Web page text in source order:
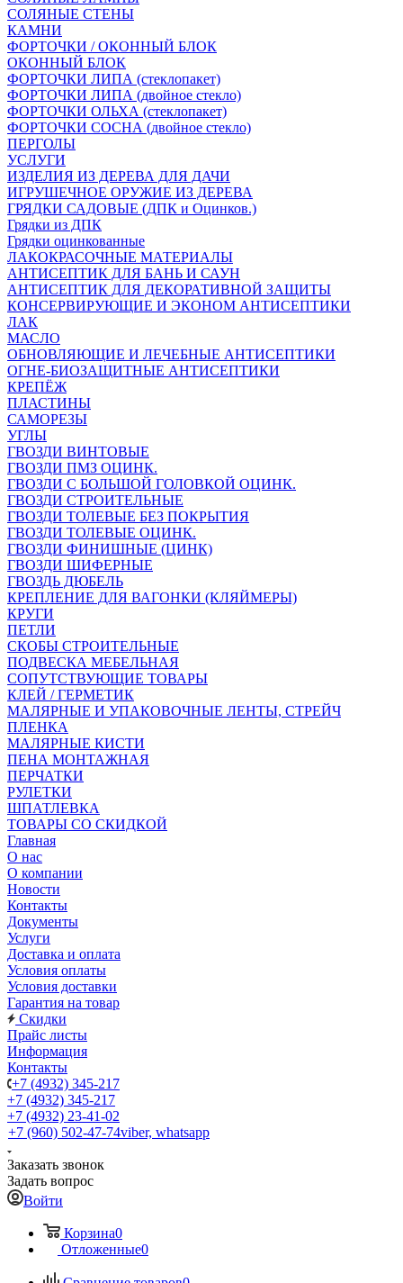
СОЛЯНЫЕ СТЕНЫ
КАМНИ
ФОРТОЧКИ / ОКОННЫЙ БЛОК
ОКОННЫЙ БЛОК
ФОРТОЧКИ ЛИПА (стеклопакет)
ФОРТОЧКИ ЛИПА (двойное стекло)
ФОРТОЧКИ ОЛЬХА (стеклопакет)
ФОРТОЧКИ СОСНА (двойное стекло)
ПЕРГОЛЫ
УСЛУГИ
ИЗДЕЛИЯ ИЗ ДЕРЕВА ДЛЯ ДАЧИ
ИГРУШЕЧНОЕ ОРУЖИЕ ИЗ ДЕРЕВА
ГРЯДКИ САДОВЫЕ (ДПК и Оцинков.)
Грядки из ДПК
Грядки оцинкованные
ЛАКОКРАСОЧНЫЕ МАТЕРИАЛЫ
АНТИСЕПТИК ДЛЯ БАНЬ И САУН
АНТИСЕПТИК ДЛЯ ДЕКОРАТИВНОЙ ЗАЩИТЫ
КОНСЕРВИРУЮЩИЕ И ЭКОНОМ АНТИСЕПТИКИ
ЛАК
МАСЛО
ОБНОВЛЯЮЩИЕ И ЛЕЧЕБНЫЕ АНТИСЕПТИКИ
ОГНЕ-БИОЗАЩИТНЫЕ АНТИСЕПТИКИ
КРЕПЁЖ
ПЛАСТИНЫ
САМОРЕЗЫ
УГЛЫ
ГВОЗДИ ВИНТОВЫЕ
ГВОЗДИ ПМЗ ОЦИНК.
ГВОЗДИ С БОЛЬШОЙ ГОЛОВКОЙ ОЦИНК.
ГВОЗДИ СТРОИТЕЛЬНЫЕ
ГВОЗДИ ТОЛЕВЫЕ БЕЗ ПОКРЫТИЯ
ГВОЗДИ ТОЛЕВЫЕ ОЦИНК.
ГВОЗДИ ФИНИШНЫЕ (ЦИНК)
ГВОЗДИ ШИФЕРНЫЕ
ГВОЗДЬ ДЮБЕЛЬ
КРЕПЛЕНИЕ ДЛЯ ВАГОНКИ (КЛЯЙМЕРЫ)
КРУГИ
ПЕТЛИ
СКОБЫ СТРОИТЕЛЬНЫЕ
ПОДВЕСКА МЕБЕЛЬНАЯ
СОПУТСТВУЮЩИЕ ТОВАРЫ
КЛЕЙ / ГЕРМЕТИК
МАЛЯРНЫЕ И УПАКОВОЧНЫЕ ЛЕНТЫ, СТРЕЙЧ
ПЛЕНКА
МАЛЯРНЫЕ КИСТИ
ПЕНА МОНТАЖНАЯ
ПЕРЧАТКИ
РУЛЕТКИ
ШПАТЛЕВКА
ТОВАРЫ СО СКИДКОЙ
Главная
О нас
О компании
Новости
Контакты
Документы
Услуги
Доставка и оплата
Условия оплаты
Условия доставки
Гарантия на товар
Скидки
Прайс листы
Информация
Контакты
+7 (4932) 345-217
+7 (4932) 345-217
+7 (4932) 23-41-02
+7 (960) 502-47-74viber, whatsapp
Заказать звонок
Задать вопрос
Войти
Корзина0
Отложенные0